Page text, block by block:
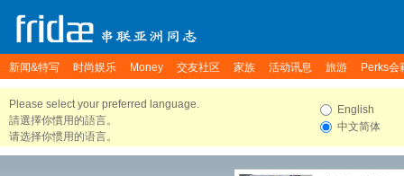
新闻&特写 时尚娱乐 Money 交友社区 家族 活动讯息 旅游 Perks会
Please select your preferred language.
請選擇你慣用的語言。
请选择你惯用的语言。
English
中文简体